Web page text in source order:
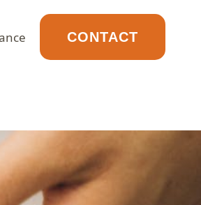
CONTACT